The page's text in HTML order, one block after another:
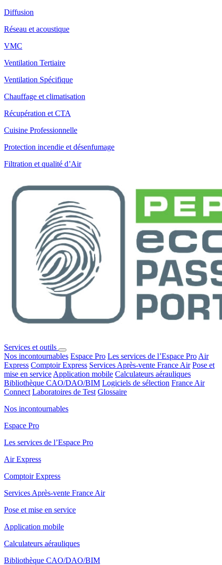
Diffusion
Réseau et acoustique
VMC
Ventilation Tertiaire
Ventilation Spécifique
Chauffage et climatisation
Récupération et CTA
Cuisine Professionnelle
Protection incendie et désenfumage
Filtration et qualité d’Air
Services et outils
Nos incontournables Espace Pro Les services de l’Espace Pro Air
Express Comptoir Express Services Après-vente France Air Pose et
mise en service Application mobile Calculateurs aérauliques
Bibliothèque CAO/DAO/BIM Logiciels de sélection France Air
Connect Laboratoires de Test Glossaire
Nos incontournables
Espace Pro
Les services de l’Espace Pro
Air Express
Comptoir Express
Services Après-vente France Air
Pose et mise en service
Application mobile
Calculateurs aérauliques
Bibliothèque CAO/DAO/BIM